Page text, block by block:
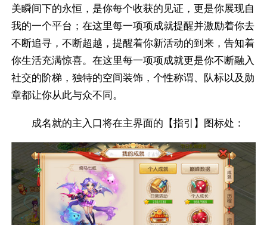
美瞬间下的永恒，是你每个收获的见证，更是你展现自
我的一个平台；在这里每一项项成就提醒并激励着你去
不断追寻，不断超越，提醒着你新活动的到来，告知着
你生活充满惊喜。在这里每一项项成就更是你不断融入
社交的阶梯，独特的空间装饰，个性称谓、队标以及勋
章都让你从此与众不同。
成名就的主入口将在主界面的【指引】图标处：